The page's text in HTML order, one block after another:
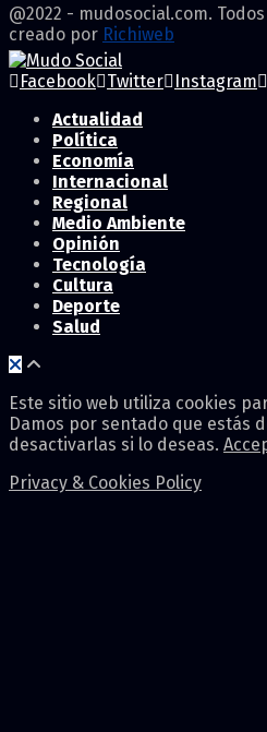
@2022 - mudosocial.com.
creado por Richiweb
Facebook Twitter Instagram
Actualidad
Política
Economía
Internacional
Regional
Medio Ambiente
Opinión
Tecnología
Cultura
Deporte
Salud
Este sitio web utiliza cookies
Damos por sentado que estás
desactivarlas si lo deseas.
Privacy & Cookies Policy